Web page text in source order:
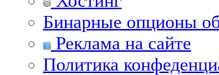
Бинарные опционы
Реклама на сайте
Политика